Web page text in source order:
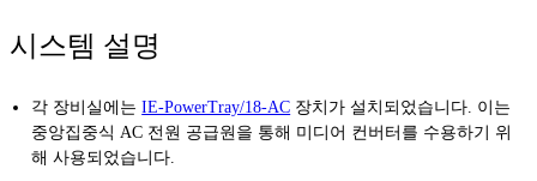
시스템 설명
각 장비실에는IE-PowerTray/18-AC 장치가 설치되었습니다. 이는
중앙집중식 AC 전원 공급원을 통해 미디어 컨버터를 수용하기 위
해 사용되었습니다.